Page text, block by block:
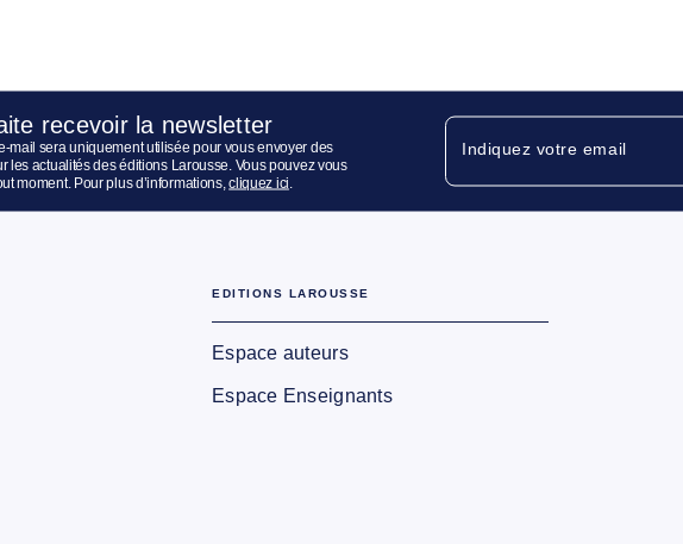
recevoir la newsletter
mail sera uniquement utilisée pour vous envoyer des
les actualités des éditions Larousse. Vous pouvez vous
moment. Pour plus d’informations,cliquez ici
Indiquez votre email
EDITIONS LAROUSSE
Espace auteurs
Espace Enseignants